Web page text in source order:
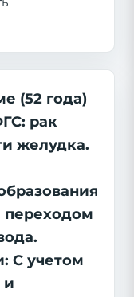
(52 года)
рак
желудка.
переходом
С учетом
и